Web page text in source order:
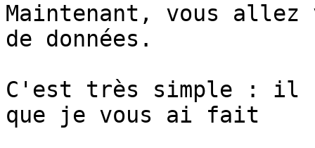
Maintenant, vous allez
de données.
C'est très simple : il
que je vous ai fait